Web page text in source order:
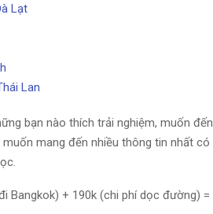
Lạt
Lan
bạn nào thích trải nghiệm, muốn đến
mang đến nhiều thông tin nhất có
Bangkok) + 190k (chi phí dọc đường) =